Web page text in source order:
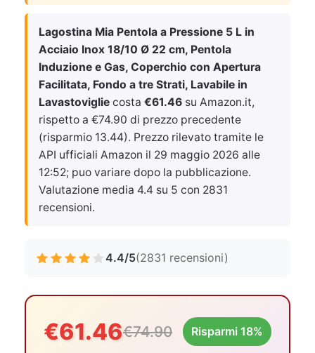
Lagostina Mia Pentola a Pressione 5 L in
Acciaio Inox 18/10 Ø 22 cm, Pentola
Induzione e Gas, Coperchio con Apertura
Facilitata, Fondo a tre Strati, Lavabile in
Lavastoviglie costa €61.46 su Amazon.it,
rispetto a €74.90 di prezzo precedente
(risparmio 13.44). Prezzo rilevato tramite le
API ufficiali Amazon il 29 maggio 2026 alle
12:52; puo variare dopo la pubblicazione.
Valutazione media 4.4 su 5 con 2831
recensioni.
4.4/5(2831 recensioni)
€61.46€74.90 Risparmi 18%